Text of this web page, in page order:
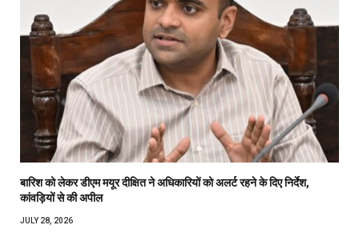
बारिश को लेकर डीएम मयूर दीक्षित ने अधिकारियों को अलर्ट रहने के दिए निर्देश,
कांवड़ियों से की अपील
JULY 28, 2026